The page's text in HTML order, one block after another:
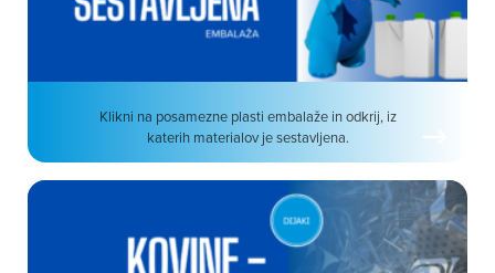
Klikni na posamezne plasti embalaže in odkrij, iz
katerih materialov je sestavljena.